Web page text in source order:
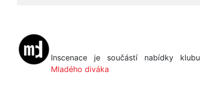
Inscenace je součástí nabídky klubu
Mladého diváka